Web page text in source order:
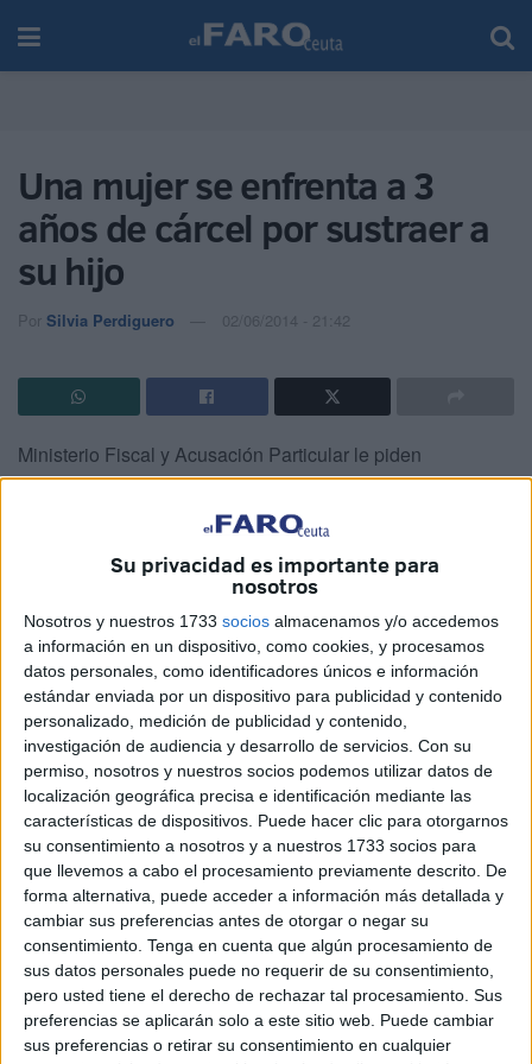
Su privacidad es importante para
nosotros
Nosotros y nuestros 1733 socios almacenamos y/o accedemos
a información en un dispositivo, como cookies, y procesamos
datos personales, como identificadores únicos e información
estándar enviada por un dispositivo para publicidad y contenido
personalizado, medición de publicidad y contenido,
investigación de audiencia y desarrollo de servicios. Con su
permiso, nosotros y nuestros socios podemos utilizar datos de
localización geográfica precisa e identificación mediante las
características de dispositivos. Puede hacer clic para otorgarnos
su consentimiento a nosotros y a nuestros 1733 socios para
que llevemos a cabo el procesamiento previamente descrito. De
forma alternativa, puede acceder a información más detallada y
cambiar sus preferencias antes de otorgar o negar su
consentimiento. Tenga en cuenta que algún procesamiento de
sus datos personales puede no requerir de su consentimiento,
pero usted tiene el derecho de rechazar tal procesamiento. Sus
preferencias se aplicarán solo a este sitio web. Puede cambiar
sus preferencias o retirar su consentimiento en cualquier
Una mujer se enfrenta a 3
años de cárcel por sustraer a
su hijo
Por Silvia Perdiguero 02/06/2014 - 21:42
Ministerio Fiscal y Acusación Particular le piden
inhabilitación de la patria potestad por 7 años. La Defensa
solicita la libre absolución
Una vecina de Ceuta se sentó en la mañana de ayer en el
banquillo de la Sala de lo Penal Uno de nuestra ciudad
acusada de incurrir en un delito de sustracción de
menores, en este caso, que estaría cometido sobre su hijo,
como así entiende el Ministerio Fiscal y la Acusación
Particular, que elevaron sus peticiones de condena al
término de un juicio que quedó visto para sentencia. La
Defensa solicitó la libre absolución de la mujer al entender
que es inocente y que no hay por tanto prueba de cargo
alguna contra ella.
De tal manera, el Ministerio Fiscal pidió para la acusada
una pena de tres años y un día de prisión y siete años de
inhabilitación de la patria potestad por un delito de
sustracción de menores. La Acusación Particular se
adhirió a esta pena y añadió un segundo delito, de
desobediencia, por el que pidió otro año más.